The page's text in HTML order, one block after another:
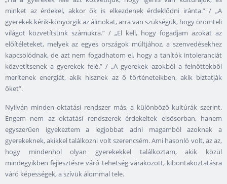
minket az érdekel, akkor ők is elkezdenek érdeklődni iránta.” / „A
gyerekek kérik-könyörgik az álmokat, arra van szükségük, hogy örömteli
világot közvetítsünk számukra.” / „El kell, hogy fogadjam azokat az
előítéleteket, melyek az egyes országok múltjához, a szenvedésekhez
kapcsolódnak, de azt nem fogadhatom el, hogy a tanítók intoleranciát
közvetítsenek a gyerekek felé.” / „A gyerekek azokból a felnőttekből
merítenek energiát, akik hisznek az ő történeteikben, akik biztatják
őket”.
Nyilván minden oktatási rendszer más, a különböző kultúrák szerint.
Engem nem az oktatási rendszerek érdekeltek elsősorban, hanem
egyszerűen igyekeztem a legjobbat adni magamból azoknak a
gyerekeknek, akikkel találkozni volt szerencsém. Ami hasonló volt, az az,
hogy mindenhol olyan gyerekekkel találkoztam, akik közül
mindegyikben fejlesztésre váró tehetség várakozott, kibontakoztatásra
váró képességek, a szívük álommal tele.